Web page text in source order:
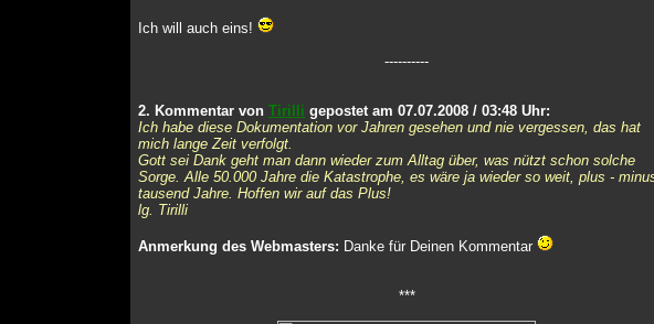
Ich will auch eins!
----------
2. Kommentar von Tirilli gepostet am 07.07.2008 / 03:48 Uhr:
Ich habe diese Dokumentation vor Jahren gesehen und nie vergessen, das hat
mich lange Zeit verfolgt.
Gott sei Dank geht man dann wieder zum Alltag über, was nützt schon solche
Sorge. Alle 50.000 Jahre die Katastrophe, es wäre ja wieder so weit, plus -
tausend Jahre. Hoffen wir auf das Plus!
lg. Tirilli
Anmerkung des Webmasters: Danke für Deinen Kommentar
***